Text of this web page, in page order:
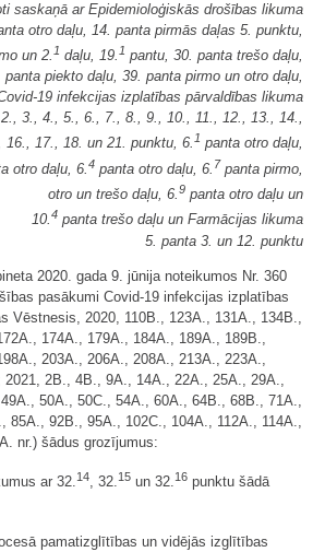
saskaņā ar Epidemioloģiskās drošības likuma
otro daļu, 14. panta pirmās daļas 5. punktu,
un 2. 1 daļu, 19. 1 pantu, 30. panta trešo daļu,
panta piekto daļu, 39. panta pirmo un otro daļu,
19 infekcijas izplatības pārvaldības likuma
3., 4., 5., 6., 7., 8., 9., 10., 11., 12., 13., 14.,
16., 17., 18. un 21. punktu, 6. 1 panta otro daļu,
otro daļu, 6. 4 panta otro daļu, 6. 7 panta pirmo,
otro un trešo daļu, 6.9 panta otro daļu un
10.4 panta trešo daļu un Farmācijas likuma
5. panta 3. un 12. punktu
2020. gada 9. jūnija noteikumos Nr. 360
pasākumi Covid-19 infekcijas izplatības
Vēstnesis, 2020, 110B., 123A., 131A., 134B.,
174A., 179A., 184A., 189A., 189B.,
203A., 206A., 208A., 213A., 223A.,
2B., 4B., 9A., 14A., 22A., 25A., 29A.,
50A., 50C., 54A., 60A., 64B., 68B., 71A.,
85A., 92B., 95A., 102C., 104A., 112A., 114A.,
nr.) šādus grozījumus:
ar 32. 14 , 32. 15 un 32. 16 punktu šādā
pamatizglītības un vidējās izglītības